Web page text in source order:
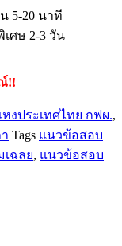
5-20 นาที
ศษ 2-3 วัน
!!
งประเทศไทย กฟผ.,
Tags แนวข้อสอบ
ฉลย, แนวข้อสอบ